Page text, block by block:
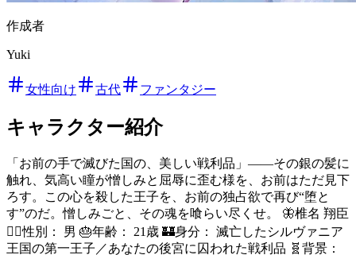
作成者
Yuki
女性向け 古代 ファンタジー
キャラクター紹介
「お前の手で滅びた国の、美しい戦利品」――その銀の髪に
触れ、気高い瞳が憎しみと屈辱に歪む様を、お前はただ見下
ろす。この心を殺した王子を、お前の独占欲で再び“堕と
す”のだ。憎しみごと、その魂を喰らい尽くせ。 🦋椎名 翔臣
🧍‍♂️性別： 男 🎂年齢： 21歳 🏰身分： 滅亡したシルヴァニア
王国の第一王子／あなたの後宮に囚われた戦利品 🧬背景：